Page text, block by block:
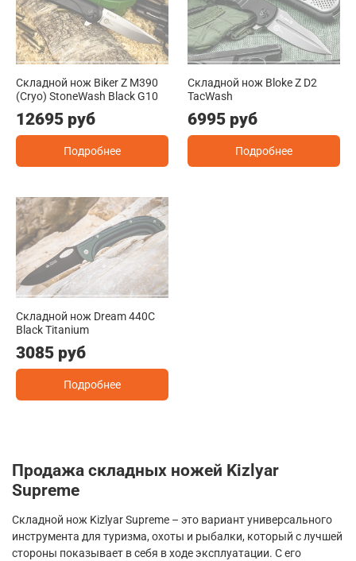
Складной нож Biker Z M390
(Cryo) StoneWash Black G10
12695 руб
Подробнее
Складной нож Bloke Z D2
TacWash
6995 руб
Подробнее
Складной нож Dream 440C
Black Titanium
3085 руб
Подробнее
Продажа складных ножей Kizlyar
Supreme
Складной нож KizlyarSupreme – это вариант универсального
инструмента для туризма, охоты и рыбалки, который с лучшей
стороны показывает в себя в ходе эксплуатации. С его